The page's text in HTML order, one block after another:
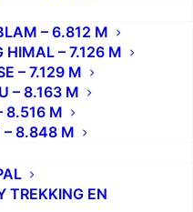
– 6.812 M
HIMAL – 7.126 M
– 7.129 M
– 8.163 M
8.516 M
– 8.848 M
TREKKING EN